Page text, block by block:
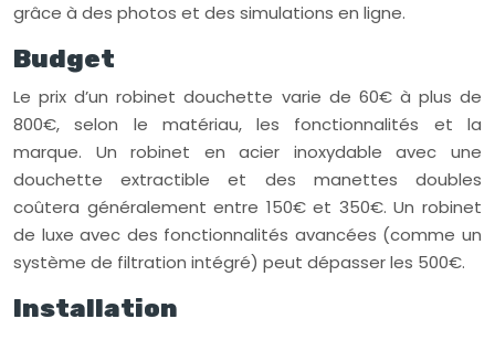
grâce à des photos et des simulations en ligne.
Budget
Le prix d’un robinet douchette varie de 60€ à plus de
800€, selon le matériau, les fonctionnalités et la
marque. Un robinet en acier inoxydable avec une
douchette extractible et des manettes doubles
coûtera généralement entre 150€ et 350€. Un robinet
de luxe avec des fonctionnalités avancées (comme un
système de filtration intégré) peut dépasser les 500€.
Installation